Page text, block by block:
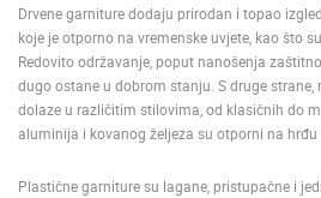
Drvene garniture dodaju prirodan i topao
koje je otporno na vremenske uvjete, kao što
Redovito održavanje, poput nanošenja
dugo ostane u dobrom stanju. S druge
dolaze u različitim stilovima, od klasičnih do
aluminija i kovanog željeza su otporni na hrđu
Plastične garniture su lagane, pristupačne i